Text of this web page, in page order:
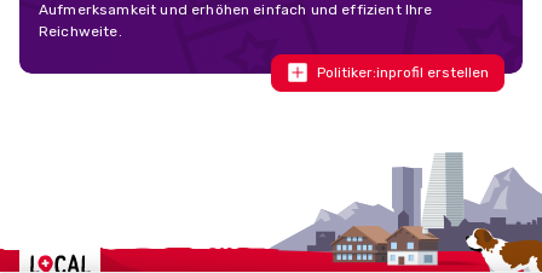
Aufmerksamkeit und erhöhen einfach und effizient Ihre
Reichweite.
Politiker:inprofil erstellen
Localcities